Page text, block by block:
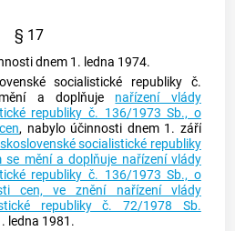
§ 17
dnem 1. ledna 1974.
socialistické republiky č.
a doplňuje nařízení vlády
republiky č. 136/1973 Sb., o
, nabylo účinnosti dnem 1. září
socialistické republiky
mění a doplňuje nařízení vlády
republiky č. 136/1973 Sb., o
cen, ve znění nařízení vlády
republiky č. 72/1978 Sb.
ledna 1981.